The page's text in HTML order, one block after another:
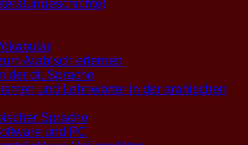
Arabisch erlernen
der dt. Sprache
und Lehnwörter in der arabischen
Sprache
und PC